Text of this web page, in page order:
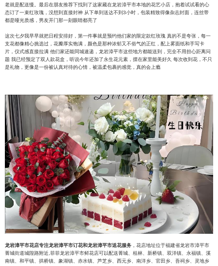
老就是配送慢。最后在朋友推荐下找到了这家藏在龙岩漳平市本地的花艺小店，抱着试试看的心
态订了一束红玫瑰，没想到直接封神 从下单到送达不到3小时，包装精致得像杂志封面，连丝带
都是哑光质感，男友开门那一刻眼睛都亮了
这次七夕我早早就把日程安排好，第一件事就是预约他们家的限定款红玫瑰 真的不是夸张，每一
支花都像精心挑选过，花瓣厚实饱满，颜色是那种浓郁又不俗气的正红，配上雾面纸和手写卡
片，仪式感直接拉满 他们家还能同城速递，龙岩漳平市这些地方都能送到，完全不用担心距离问
题 我已经预定了双人款花盒，听说今年还加了永生花元素，摆在家里能美好久 每次收到花，不只
是礼物，更像是一份被认真对待的心情，被温柔包裹的感觉，真的会上瘾
龙岩漳平市花店专注龙岩漳平市订花和龙岩漳平市送花服务 ，花店地址位于福建省龙岩市漳平市
菁城街道城隍路附近,菲菲龙岩漳平市鲜花店可以配送菁城、桂林、新桥镇、双洋镇、永福镇、溪
南镇、和平镇、拱桥镇、象湖镇、赤水镇、芦芝乡、西元乡、南洋乡、官田乡、吾祠乡、灵地乡